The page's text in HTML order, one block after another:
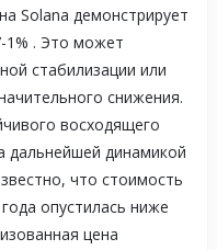
Solana демонстрирует
1% . Это может
стабилизации или
снижения.
восходящего
дальнейшей динамикой
что стоимость
опустилась ниже
цена